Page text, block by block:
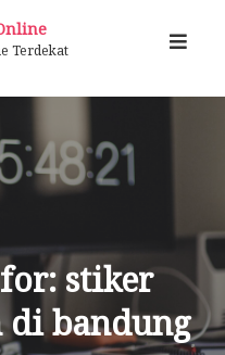
Terdekat
for:stiker
bandung